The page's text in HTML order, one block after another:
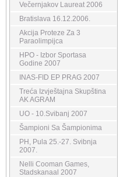
Večernjakov Laureat 2006
Bratislava 16.12.2006.
Akcija Proteze Za 3
Paraolimpijca
HPO - Izbor Sportasa
Godine 2007
INAS-FID EP PRAG 2007
Treća Izvještajna Skupština
AK AGRAM
UO - 10.Svibanj 2007
Šampioni Sa Šampionima
PH, Pula 25.-27. Svibnja
2007.
Nelli Cooman Games,
Stadskanaal 2007